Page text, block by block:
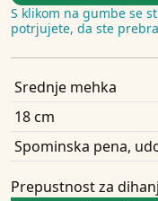
S klikom na gumbe se
potrjujete, da ste
Srednje mehka
18 cm
Spominska pena,
Prepustnost za